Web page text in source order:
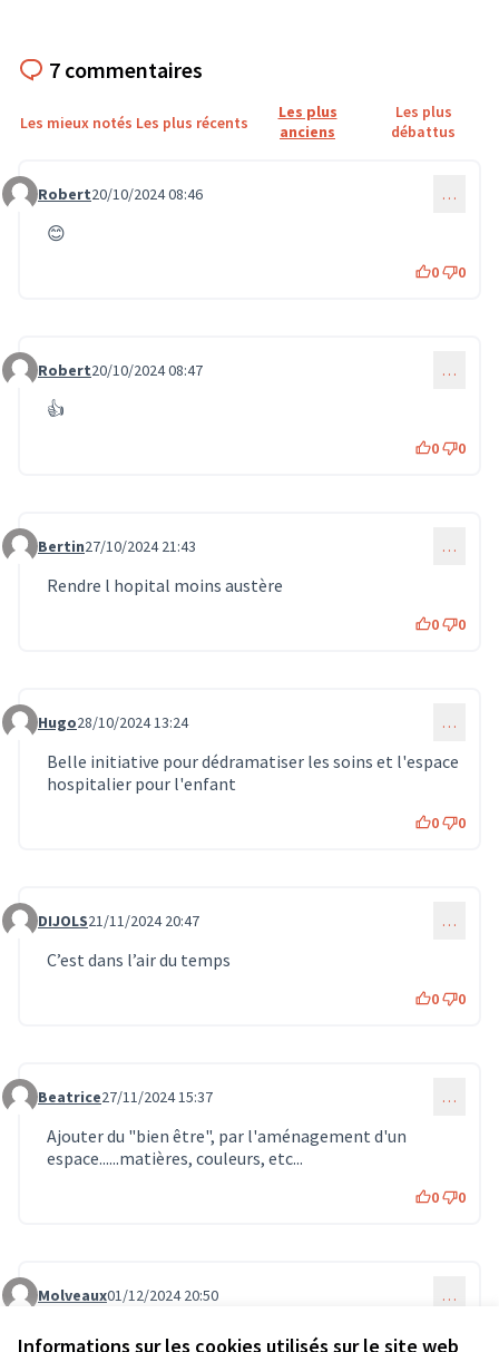
Informations sur les cookies utilisés sur le site web
7 commentaires
Les mieux notés Les plus récents
Les plus
anciens
Les plus
débattus
Commentaire 754
Robert20/10/2024 08:46 …
😊
0 0
Commentaire 755
Robert20/10/2024 08:47 …
👍
0 0
Commentaire 854
Bertin27/10/2024 21:43 …
Rendre l hopital moins austère
0 0
Commentaire 865
Hugo28/10/2024 13:24 …
Belle initiative pour dédramatiser les soins et l'espace
hospitalier pour l'enfant
0 0
Commentaire 1275
DIJOLS21/11/2024 20:47 …
C’est dans l’air du temps
0 0
Commentaire 1414
Beatrice27/11/2024 15:37 …
Ajouter du "bien être", par l'aménagement d'un
espace......matières, couleurs, etc...
0 0
Commentaire 1519
Molveaux01/12/2024 20:50 …
Je valide ce beau projet